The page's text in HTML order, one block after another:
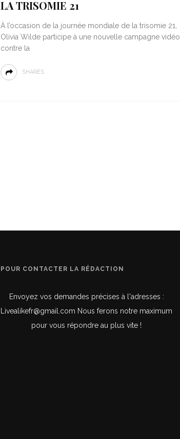
LA TRISOMIE 21
À l’occasion de la journée mondiale de la trisomie 21,
Olivia Wilde participe à une nouvelle campagne vidéo
contre la
SHARES
POUR CONTACTER LA RÉDACTION
Envoyez vos demandes précises à l'adresses :
Livealikefr@gmail.com Nous ferons notre maximum
pour vous répondre au plus vite !